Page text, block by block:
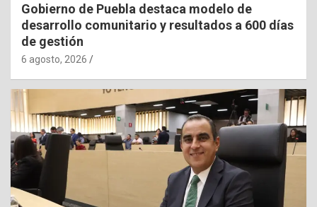
Gobierno de Puebla destaca modelo de
desarrollo comunitario y resultados a 600 días
de gestión
6 agosto, 2026